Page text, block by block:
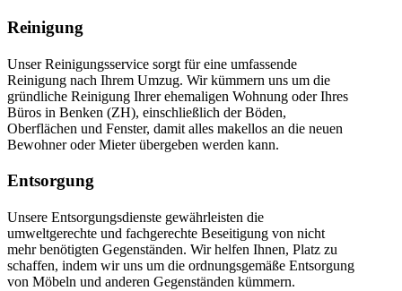
Reinigung
Unser Reinigungsservice sorgt für eine umfassende
Reinigung nach Ihrem Umzug. Wir kümmern uns um die
gründliche Reinigung Ihrer ehemaligen Wohnung oder Ihres
Büros in Benken (ZH), einschließlich der Böden,
Oberflächen und Fenster, damit alles makellos an die neuen
Bewohner oder Mieter übergeben werden kann.
Entsorgung
Unsere Entsorgungsdienste gewährleisten die
umweltgerechte und fachgerechte Beseitigung von nicht
mehr benötigten Gegenständen. Wir helfen Ihnen, Platz zu
schaffen, indem wir uns um die ordnungsgemäße Entsorgung
von Möbeln und anderen Gegenständen kümmern.